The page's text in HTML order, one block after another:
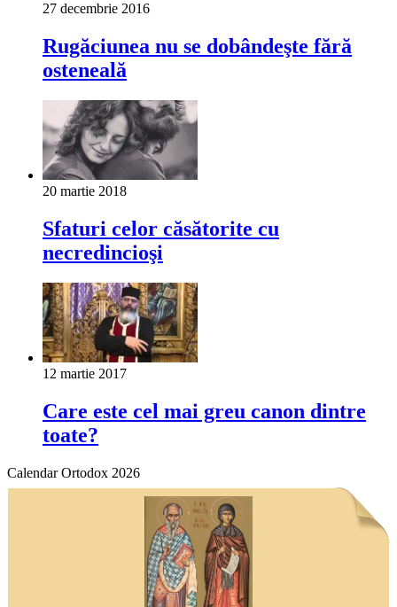
27 decembrie 2016
Rugăciunea nu se dobândeşte fără
osteneală
20 martie 2018
Sfaturi celor căsătorite cu
necredincioşi
12 martie 2017
Care este cel mai greu canon dintre
toate?
Calendar Ortodox 2026